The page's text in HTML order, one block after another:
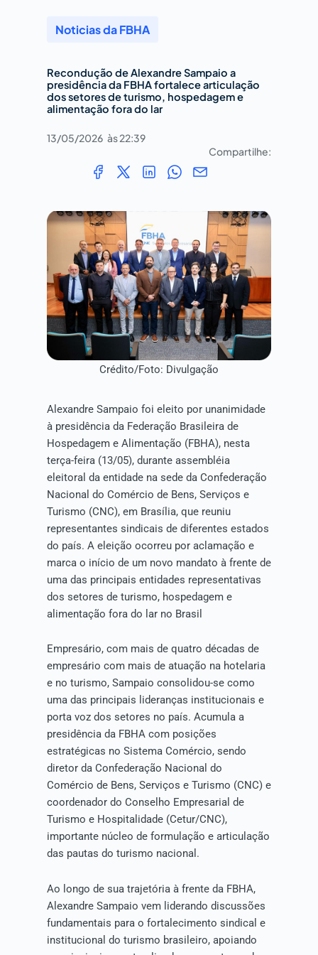
Noticias da FBHA
Recondução de Alexandre Sampaio a
presidência da FBHA fortalece articulação
dos setores de turismo, hospedagem e
alimentação fora do lar
13/05/2026 às22:39
Compartilhe:
Crédito/Foto: Divulgação
Alexandre Sampaio foi eleito por unanimidade
à presidência da Federação Brasileira de
Hospedagem e Alimentação (FBHA), nesta
terça-feira (13/05), durante assembléia
eleitoral da entidade na sede da Confederação
Nacional do Comércio de Bens, Serviços e
Turismo (CNC), em Brasília, que reuniu
representantes sindicais de diferentes estados
do país. A eleição ocorreu por aclamação e
marca o início de um novo mandato à frente de
uma das principais entidades representativas
dos setores de turismo, hospedagem e
alimentação fora do lar no Brasil
Empresário, com mais de quatro décadas de
empresário com mais de atuação na hotelaria
e no turismo, Sampaio consolidou-se como
uma das principais lideranças institucionais e
porta voz dos setores no país. Acumula a
presidência da FBHA com posições
estratégicas no Sistema Comércio, sendo
diretor da Confederação Nacional do
Comércio de Bens, Serviços e Turismo (CNC) e
coordenador do Conselho Empresarial de
Turismo e Hospitalidade (Cetur/CNC),
importante núcleo de formulação e articulação
das pautas do turismo nacional.
Ao longo de sua trajetória à frente da FBHA,
Alexandre Sampaio vem liderando discussões
fundamentais para o fortalecimento sindical e
institucional do turismo brasileiro, apoiando